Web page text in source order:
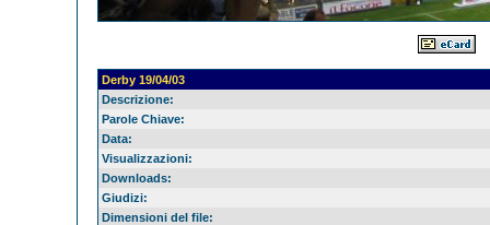
Derby 19/04/03
Descrizione:
Parole Chiave:
Data:
Visualizzazioni:
Downloads:
Giudizi:
Dimensioni del file: